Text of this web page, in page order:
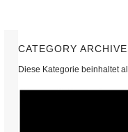
CATEGORY
Diese Kategorie beinhaltet